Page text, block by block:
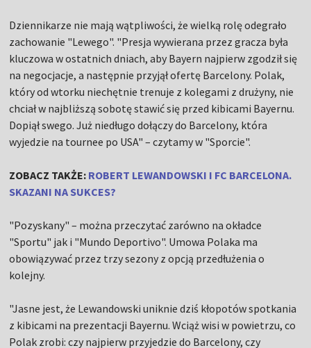
Dziennikarze nie mają wątpliwości, że wielką rolę odegrało
zachowanie "Lewego". "Presja wywierana przez gracza była
kluczowa w ostatnich dniach, aby Bayern najpierw zgodził się
na negocjacje, a następnie przyjął ofertę Barcelony. Polak,
który od wtorku niechętnie trenuje z kolegami z drużyny, nie
chciał w najbliższą sobotę stawić się przed kibicami Bayernu.
Dopiął swego. Już niedługo dołączy do Barcelony, która
wyjedzie na tournee po USA" – czytamy w "Sporcie".
ZOBACZ TAKŻE: ROBERT LEWANDOWSKI I FC BARCELONA.
SKAZANI NA SUKCES?
"Pozyskany" – można przeczytać zarówno na okładce
"Sportu" jak i "Mundo Deportivo". Umowa Polaka ma
obowiązywać przez trzy sezony z opcją przedłużenia o
kolejny.
"Jasne jest, że Lewandowski uniknie dziś kłopotów spotkania
z kibicami na prezentacji Bayernu. Wciąż wisi w powietrzu, co
Polak zrobi: czy najpierw przyjedzie do Barcelony, czy